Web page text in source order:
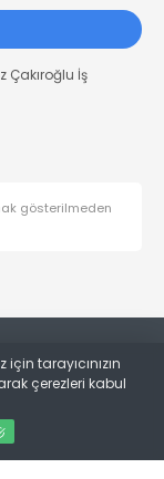
Çakıroğlu İş
gösterilmeden
tarayıcınızın
çerezleri kabul